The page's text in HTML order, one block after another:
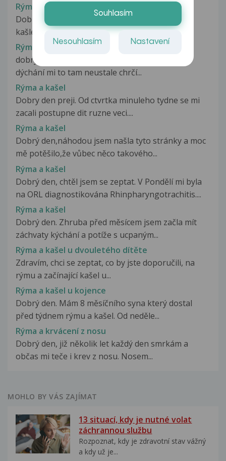
Rýma a kašel
Dobrý den, chtěla bych poradit ohledně rýmy a
kašle. Nějak se jich nemůžeme...
Rýma a kašel
dobry den už déle mi chrčí na průduškách při
dýchání mi to tam neustale chrčí...
Rýma a kašel
Dobry den preji. Od ctvrtka minuleho tydne se mi
zacali postupne dit ruzne veci....
Rýma a kašel
Dobrý den,náhodou jsem našla tyto stránky a moc
mě potěšilo,že vůbec něco takového...
Rýma a kašel
Dobrý den, chtěl jsem se zeptat. V Pondělí mi byla
na ORL diagnostikována Rhinpharyngotrachitis....
Rýma a kašel
Dobrý den. Zhruba před měsícem jsem začla mít
záchvaty kýchání a potíže s ucpaným...
Rýma a kašel u dvouletého dítěte
Zdravím, chci se zeptat, co by jste doporučili, na
rýmu a začínající kašel u...
Rýma a kašel u kojence
Dobrý den. Mám 8 měsíčního syna který dostal
před týdnem rýmu a kašel. Od neděle...
Rýma a krvácení z nosu
Dobrý den, již několik let každý den smrkám a
občas mi teče i krev z nosu. Nosem...
MOHLO BY VÁS ZAJÍMAT
13 situací, kdy je nutné volat
záchrannou službu
Rozpoznat, kdy je zdravotní stav vážný
a kdy už je...
Souhlasím
Nesouhlasím Nastavení